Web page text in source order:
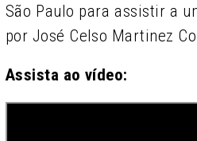
São Paulo para assistir a
por José Celso Martinez
Assista ao vídeo: